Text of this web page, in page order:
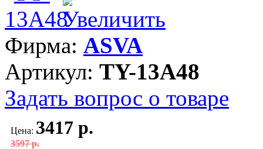
Фирма: ASVA
Артикул: TY-13A48
Задать вопрос о товаре
Цена: 3417 р.
3597 р.